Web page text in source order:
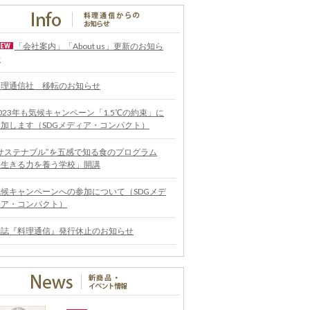
「会社案内」「About us」更新のお知ら
通信社 移転のお知らせ
年も気候キャンペーン「1.5℃の約束」に
します（SDGメディア・コンパクト）
ステナブル”を五感で知る食のプログラム
きる力を養う学校」開講
キャンペーンへの参加について（SDGメデ
・コンパクト）
『料理通信』発行休止のお知らせ